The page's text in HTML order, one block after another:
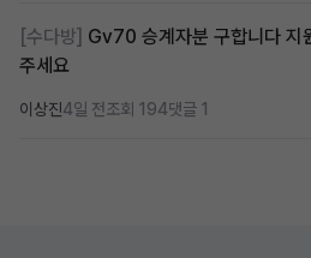
[수다방] Gv70 승계자분 구합니다 지
주세요
이상진4일 전조회 194댓글 1